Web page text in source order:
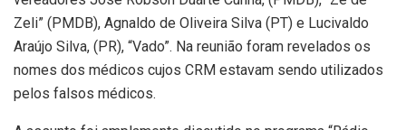
Zeli” (PMDB), Agnaldo de Oliveira Silva (PT) e Lucivaldo
Araújo Silva, (PR), “Vado”. Na reunião foram revelados os
nomes dos médicos cujos CRM estavam sendo utilizados
pelos falsos médicos.